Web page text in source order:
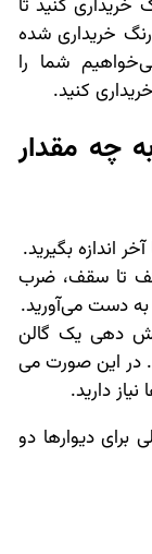
خریداری کنید تا
خریداری شده
شما را
کنید.
چه مقدار
اندازه بگیرید.
کف تا سقف، ضرب
به دست می‌آورید.
دهی یک گالن
کنید. در این صورت می
دارید.
برای دیوارها دو